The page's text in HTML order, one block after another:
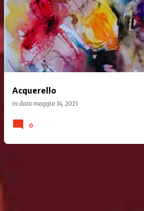
Acquerello
in data maggio 14, 2015
0